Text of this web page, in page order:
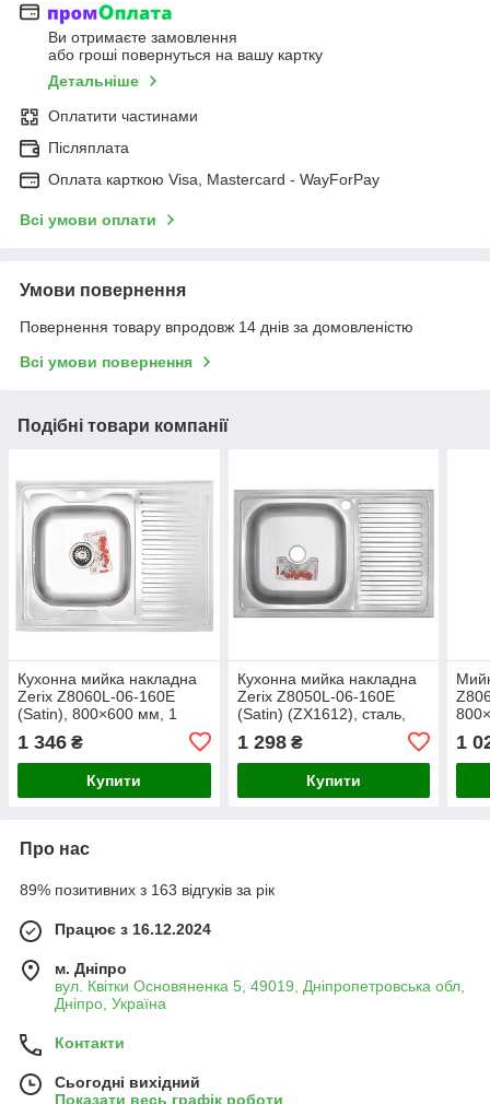
Ви отримаєте замовлення
або гроші повернуться на вашу картку
Детальніше
Оплатити частинами
Післяплата
Оплата карткою Visa, Mastercard - WayForPay
Всі умови оплати
Умови повернення
Повернення товару впродовж 14 днів за домовленістю
Всі умови повернення
Подібні товари компанії
Кухонна мийка накладна
Zerix Z8060L-06-160E
(Satin), 800×600 мм, 1
нержавіюча сталь
1 346 ₴
Купити
Кухонна мийка накладна
Zerix Z8050L-06-160E
(Satin) (ZX1612), сталь,
800 мм, 1 чаша, матова, з
крилом для посуду
1 298₴
Купити
1
Про нас
89% позитивних з 163 відгуків за рік
Працює з 16.12.2024
м. Дніпро
вул. Квітки Основяненка 5, 49019, Дніпропетровська обл,
Дніпро, Україна
Контакти
Сьогодні вихідний
Показати весь графік роботи